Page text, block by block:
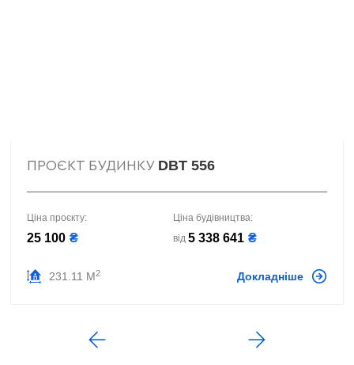
ПРОЄКТ БУДИНКУ DBT 556
Ціна проєкту:
25 100 ₴
Ціна будівництва:
від 5 338 641 ₴
231.11 М2 Докладніше